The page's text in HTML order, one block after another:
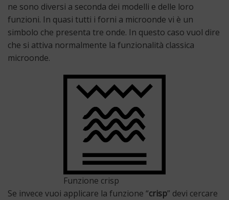
ne sono diversi a seconda dei modelli e delle loro
funzioni. In quasi tutti i forni a microonde vi è un
simbolo che presenta tre onde. In questo caso vuol dire
che si attiva normalmente la funzionalità classica
microonde.
Funzione crisp
Se invece vuoi applicare la funzione “crisp” devi cercare